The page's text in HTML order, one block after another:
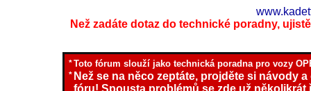
Než zadáte dotaz do technické poradny,
*Toto fórum slouží jako technická poradna pro vozy
* Než se na něco zeptáte, projděte si návody
fóru! Spousta problémů se zde už několikrát